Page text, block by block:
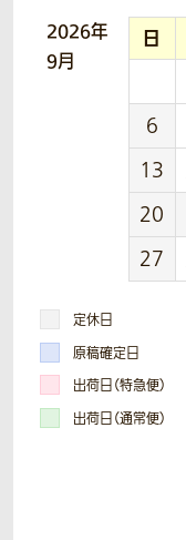
2026年
9月
日
6
13
20
27
定休日
原稿確定日
出荷日（特急便）
出荷日（通常便）